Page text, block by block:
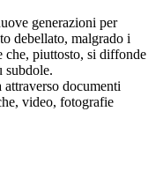
generazioni per
debellato, malgrado i
che, piuttosto, si diffonde
subdole.
attraverso documenti
video, fotografie